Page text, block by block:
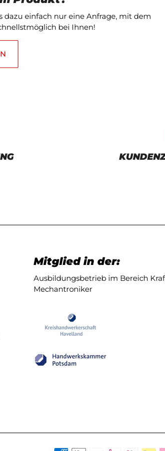
dazu einfach nur eine Anfrage, mit dem
bei Ihnen!
Mitglied in der:
Ausbildungsbetrieb im Bereich
Mechantroniker